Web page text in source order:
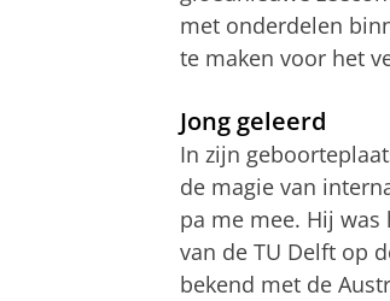
met onderdelen
te maken voor het
Jong geleerd
In zijn
de magie van
pa me mee. Hij was
van de TU Delft op
bekend met de